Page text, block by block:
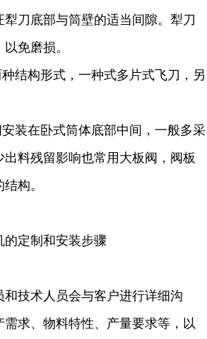
刀底部与筒壁的适当间隙。犁刀
免磨损。
种结构形式，一种式多片式飞刀，另
安装在卧式筒体底部中间，一般多采
料残留影响也常用大板阀，阀板
构。
定制和安装步骤
技术人员会与客户进行详细沟
求、物料特性、产量要求等，以